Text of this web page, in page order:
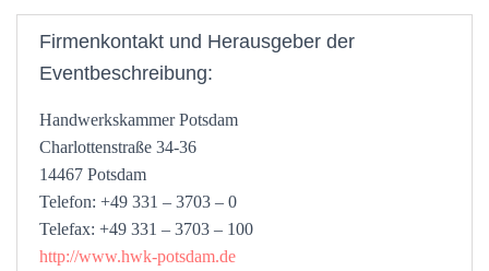
Firmenkontakt und Herausgeber der
Eventbeschreibung:
Handwerkskammer Potsdam
Charlottenstraße 34-36
14467 Potsdam
Telefon: +49 331 – 3703 – 0
Telefax: +49 331 – 3703 – 100
http://www.hwk-potsdam.de